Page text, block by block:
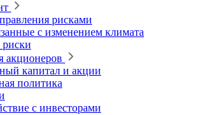
рисками
с изменением климата
акционеров
капитал и акции
политика
с инвесторами